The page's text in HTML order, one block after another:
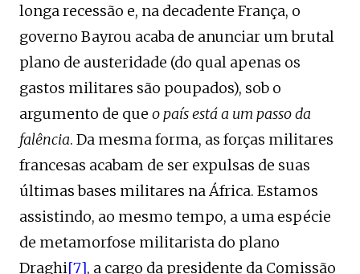
longa recessão e, na decadente França, o
governo Bayrou acaba de anunciar um brutal
plano de austeridade (do qual apenas os
gastos militares são poupados), sob o
argumento de que o país está a um passo da
falência. Da mesma forma, as forças militares
francesas acabam de ser expulsas de suas
últimas bases militares na África. Estamos
assistindo, ao mesmo tempo, a uma espécie
de metamorfose militarista do plano
Draghi[7], a cargo da presidente da Comissão